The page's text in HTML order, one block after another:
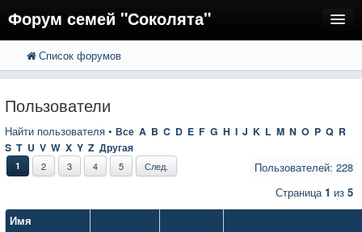
Форум семей "Соколята"
FAQ
Вход
Список форумов
Пользователи
Найти пользователя • Все A B C D E F G H I J K L M N O P Q R
S T U V W X Y Z Другая
Пользователей: 228
1 2 3 4 5 След.
Страница1 из 5
Имя